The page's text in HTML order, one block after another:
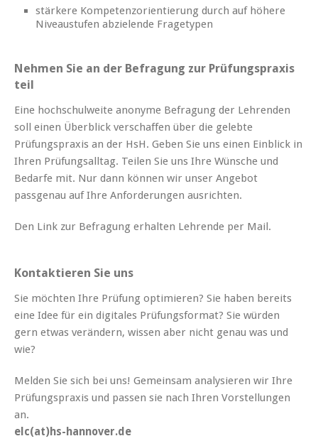
stärkere Kompetenzorientierung durch auf höhere
Niveaustufen abzielende Fragetypen
Nehmen Sie an der Befragung zur Prüfungspraxis
teil
Eine hochschulweite anonyme Befragung der Lehrenden
soll einen Überblick verschaffen über die gelebte
Prüfungspraxis an der HsH. Geben Sie uns einen Einblick in
Ihren Prüfungsalltag. Teilen Sie uns Ihre Wünsche und
Bedarfe mit. Nur dann können wir unser Angebot
passgenau auf Ihre Anforderungen ausrichten.
Den Link zur Befragung erhalten Lehrende per Mail.
Kontaktieren Sie uns
Sie möchten Ihre Prüfung optimieren? Sie haben bereits
eine Idee für ein digitales Prüfungsformat? Sie würden
gern etwas verändern, wissen aber nicht genau was und
wie?
Melden Sie sich bei uns! Gemeinsam analysieren wir Ihre
Prüfungspraxis und passen sie nach Ihren Vorstellungen
an.
elc(at)hs-hannover.de